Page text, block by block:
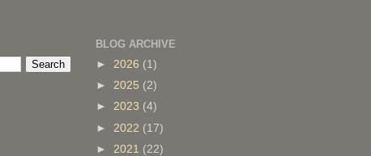
BLOG ARCHIVE
► 2026 (1)
► 2025 (2)
► 2023 (4)
► 2022 (17)
► 2021 (22)